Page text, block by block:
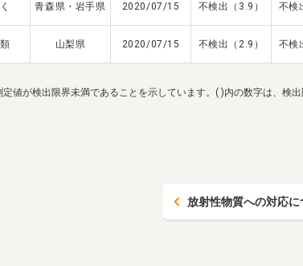
青森県・岩手県 2020/07/15 不検出（3.9） 不検
山梨県 2020/07/15 不検出（2.9） 不検
値が検出限界未満であることを示しています。( )内の数字は、検
放射性物質への対応に